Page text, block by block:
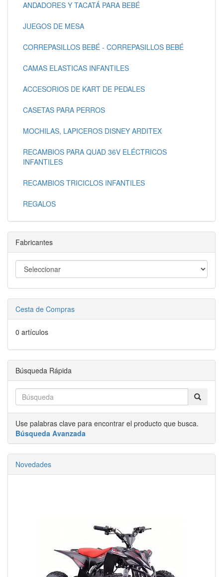
ANDADORES Y TACATÁ PARA BEBÉ
JUEGOS DE MESA
CORREPASILLOS BEBÉ - CORREPASILLOS BEBÉ
CAMAS ELASTICAS INFANTILES
ACCESORIOS DE KART DE PEDALES
CASETAS PARA PERROS
MOCHILAS, LAPICEROS DISNEY ARDITEX
RECAMBIOS PARA QUAD 36V ELÉCTRICOS
INFANTILES
RECAMBIOS TRICICLOS INFANTILES
REGALOS
Fabricantes
Cesta de Compras
0 artículos
Búsqueda Rápida
Use palabras clave para encontrar el producto que busca.
Búsqueda Avanzada
Novedades